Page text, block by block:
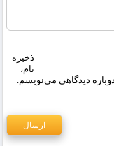
ذخیره
نام،
دیدگاهی می‌نویسم.